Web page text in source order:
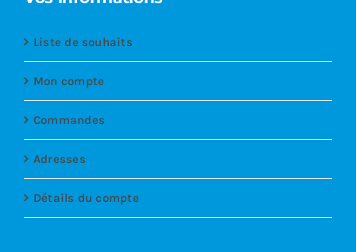
Liste de souhaits
Mon compte
Commandes
Adresses
Détails du compte